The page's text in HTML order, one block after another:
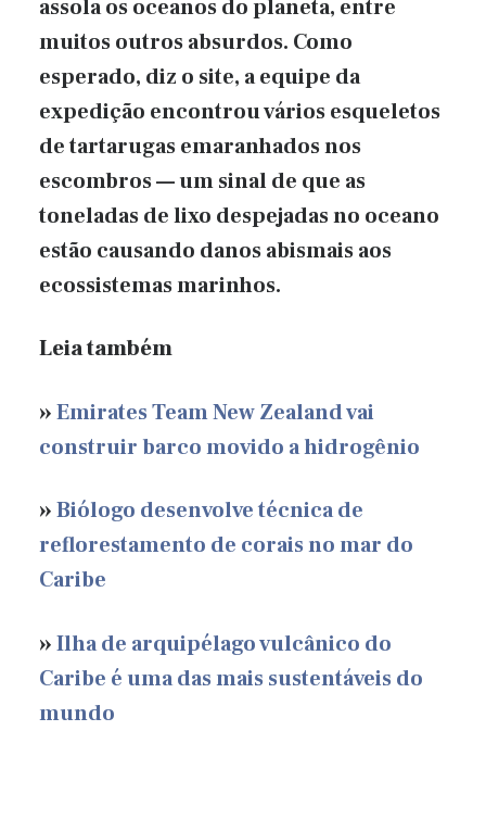
assola os oceanos do planeta, entre
muitos outros absurdos. Como
esperado, diz o site, a equipe da
expedição encontrou vários esqueletos
de tartarugas emaranhados nos
escombros — um sinal de que as
toneladas de lixo despejadas no oceano
estão causando danos abismais aos
ecossistemas marinhos.
Leia também
»Emirates Team New Zealand vai
construir barco movido a hidrogênio
»Biólogo desenvolve técnica de
reflorestamento de corais no mar do
Caribe
»Ilha de arquipélago vulcânico do
Caribe é uma das mais sustentáveis do
mundo